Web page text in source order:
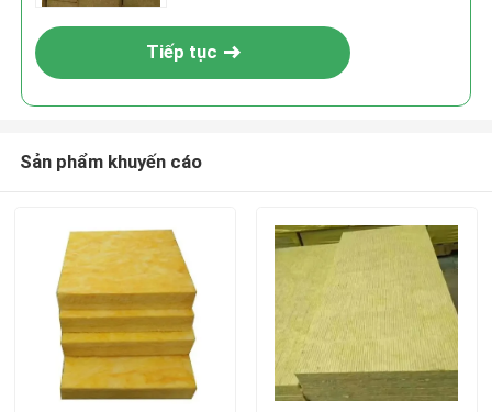
Tiếp tục
Sản phẩm khuyến cáo